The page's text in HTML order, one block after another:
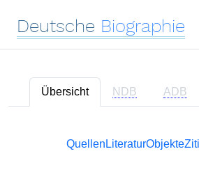
Deutsche Biographie
Übersicht NDB ADB
Quellen LiteraturObjekte